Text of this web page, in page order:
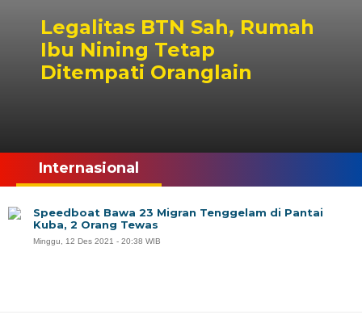
Legalitas BTN Sah, Rumah
Ibu Nining Tetap
Ditempati Oranglain
Internasional
Speedboat Bawa 23 Migran Tenggelam di Pantai
Kuba, 2 Orang Tewas
Minggu, 12 Des 2021 - 20:38 WIB